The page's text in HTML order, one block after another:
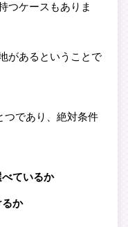
つケースもありま
があるということで
つであり、絶対条件
ているか
るか